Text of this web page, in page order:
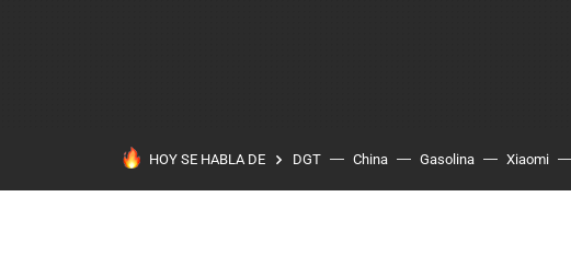
HOY SE HABLA DE DGT China Gasolina Xiaomi